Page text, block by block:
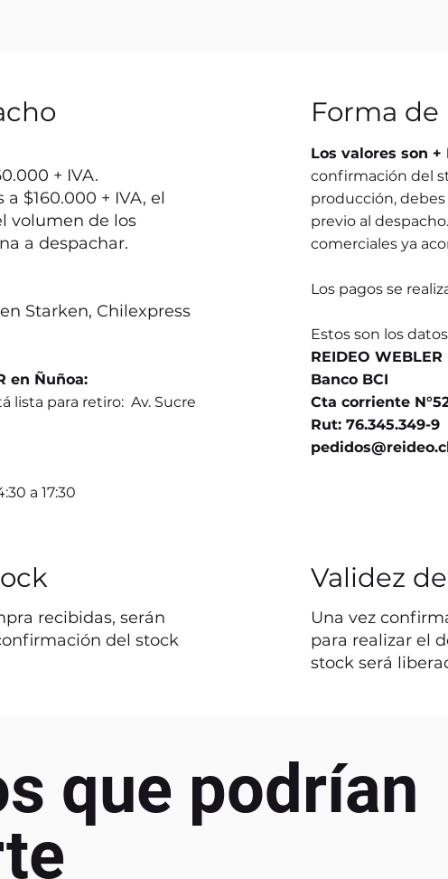
+ IVA.
$160.000 + IVA, el
volumen de los
a despachar.
Starken, Chilexpress
en Ñuñoa:
lista para retiro: Av. Sucre
a 17:30
Forma de
Los valores son +
confirmación del
producción, debes
previo al
comerciales ya
Los pagos se
Estos son los
REIDEO WEBLER
Banco BCI
Cta corriente
Rut: 76.345.349-9
recibidas, serán
del stock
Validez
Una vez
para realizar el
stock será
que podrían